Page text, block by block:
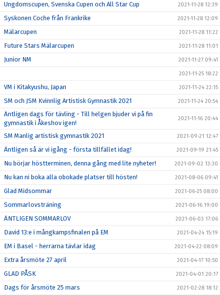
Ungdomscupen, Svenska Cupen och All Star Cup 2021-11-28 12:39
Syskonen Coche från Frankrike 2021-11-28 12:09
Mälarcupen 2021-11-28 11:22
Future Stars Mälarcupen 2021-11-28 11:01
Junior NM 2021-11-27 09:41
2021-11-25 18:22
VM i Kitakyushu, Japan 2021-11-24 22:15
SM och JSM Kvinnlig Artistisk Gymnastik 2021 2021-11-24 20:54
Äntligen dags för tävling - Till helgen bjuder vi på fin
gymnastik i Åkeshov igen!
2021-11-16 20:44
SM Manlig artistisk gymnastik 2021 2021-09-21 12:47
Äntligen så är vi igång - första tillfället idag! 2021-09-19 21:45
Nu börjar höstterminen, denna gång med lite nyheter! 2021-09-02 13:30
Nu kan ni boka alla obokade platser till hösten! 2021-08-06 09:41
Glad Midsommar 2021-06-25 08:00
Sommarlovsträning 2021-06-16 19:00
ÄNTLIGEN SOMMARLOV 2021-06-03 17:06
David 13:e i mångkampsfinalen på EM 2021-04-24 15:19
EM i Basel - herrarna tävlar idag 2021-04-22 08:09
Extra årsmöte 27 april 2021-04-17 10:50
GLAD PÅSK 2021-04-01 20:17
Dags för årsmöte 25 mars 2021-02-28 18:12